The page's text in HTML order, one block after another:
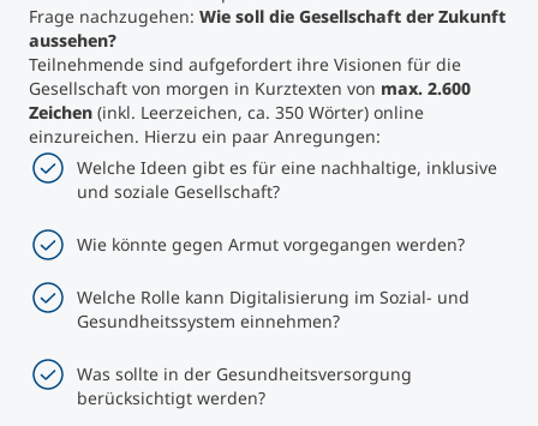
Studienberatung
Executive Education Finder
Frage nachzugehen: Wie soll die Gesellschaft der Zukunft
aussehen?
Teilnehmende sind aufgefordert ihre Visionen für die
Gesellschaft von morgen in Kurztexten von max. 2.600
Zeichen (inkl. Leerzeichen, ca. 350 Wörter) online
einzureichen. Hierzu ein paar Anregungen:
Welche Ideen gibt es für eine nachhaltige, inklusive
und soziale Gesellschaft?
Wie könnte gegen Armut vorgegangen werden?
Welche Rolle kann Digitalisierung im Sozial- und
Gesundheitssystem einnehmen?
Was sollte in der Gesundheitsversorgung
berücksichtigt werden?